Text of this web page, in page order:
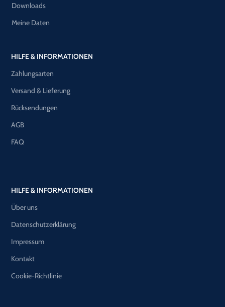
Downloads
Meine Daten
HILFE & INFORMATIONEN
Zahlungsarten
Versand & Lieferung
Rücksendungen
AGB
FAQ
HILFE & INFORMATIONEN
Über uns
Datenschutzerklärung
Impressum
Kontakt
Cookie-Richtlinie